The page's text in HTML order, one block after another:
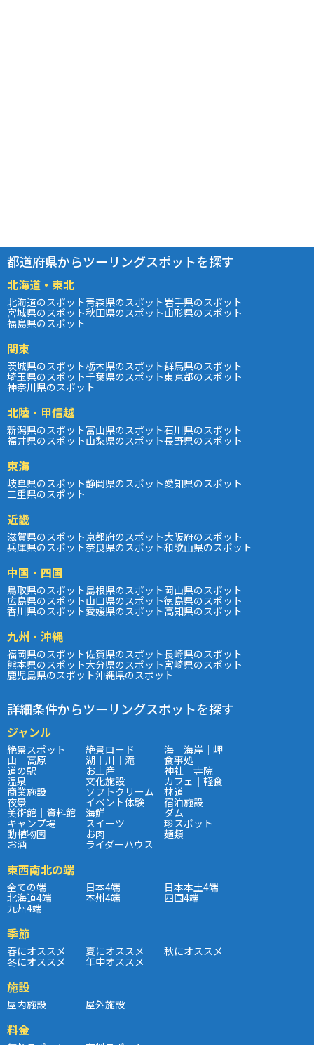
都道府県からツーリングスポットを探す
北海道・東北
北海道のスポット青森県のスポット岩手県のスポット
宮城県のスポット秋田県のスポット山形県のスポット
福島県のスポット
関東
茨城県のスポット栃木県のスポット群馬県のスポット
埼玉県のスポット千葉県のスポット東京都のスポット
神奈川県のスポット
北陸・甲信越
新潟県のスポット富山県のスポット石川県のスポット
福井県のスポット山梨県のスポット長野県のスポット
東海
岐阜県のスポット静岡県のスポット愛知県のスポット
三重県のスポット
近畿
滋賀県のスポット京都府のスポット大阪府のスポット
兵庫県のスポット奈良県のスポット和歌山県のスポット
中国・四国
鳥取県のスポット島根県のスポット岡山県のスポット
広島県のスポット山口県のスポット徳島県のスポット
香川県のスポット愛媛県のスポット高知県のスポット
九州・沖縄
福岡県のスポット佐賀県のスポット長崎県のスポット
熊本県のスポット大分県のスポット宮崎県のスポット
鹿児島県のスポット沖縄県のスポット
詳細条件からツーリングスポットを探す
ジャンル
絶景スポット 絶景ロード 海｜海岸｜岬
山｜高原 湖｜川｜滝 食事処
道の駅 お土産 神社｜寺院
温泉 文化施設 カフェ｜軽食
商業施設 ソフトクリーム 林道
夜景 イベント体験 宿泊施設
美術館｜資料館 海鮮 ダム
キャンプ場 スイーツ 珍スポット
動植物園 お肉 麺類
お酒 ライダーハウス
東西南北の端
全ての端 日本4端 日本本土4端
北海道4端 本州4端 四国4端
九州4端
季節
春にオススメ 夏にオススメ 秋にオススメ
冬にオススメ 年中オススメ
施設
屋内施設 屋外施設
料金